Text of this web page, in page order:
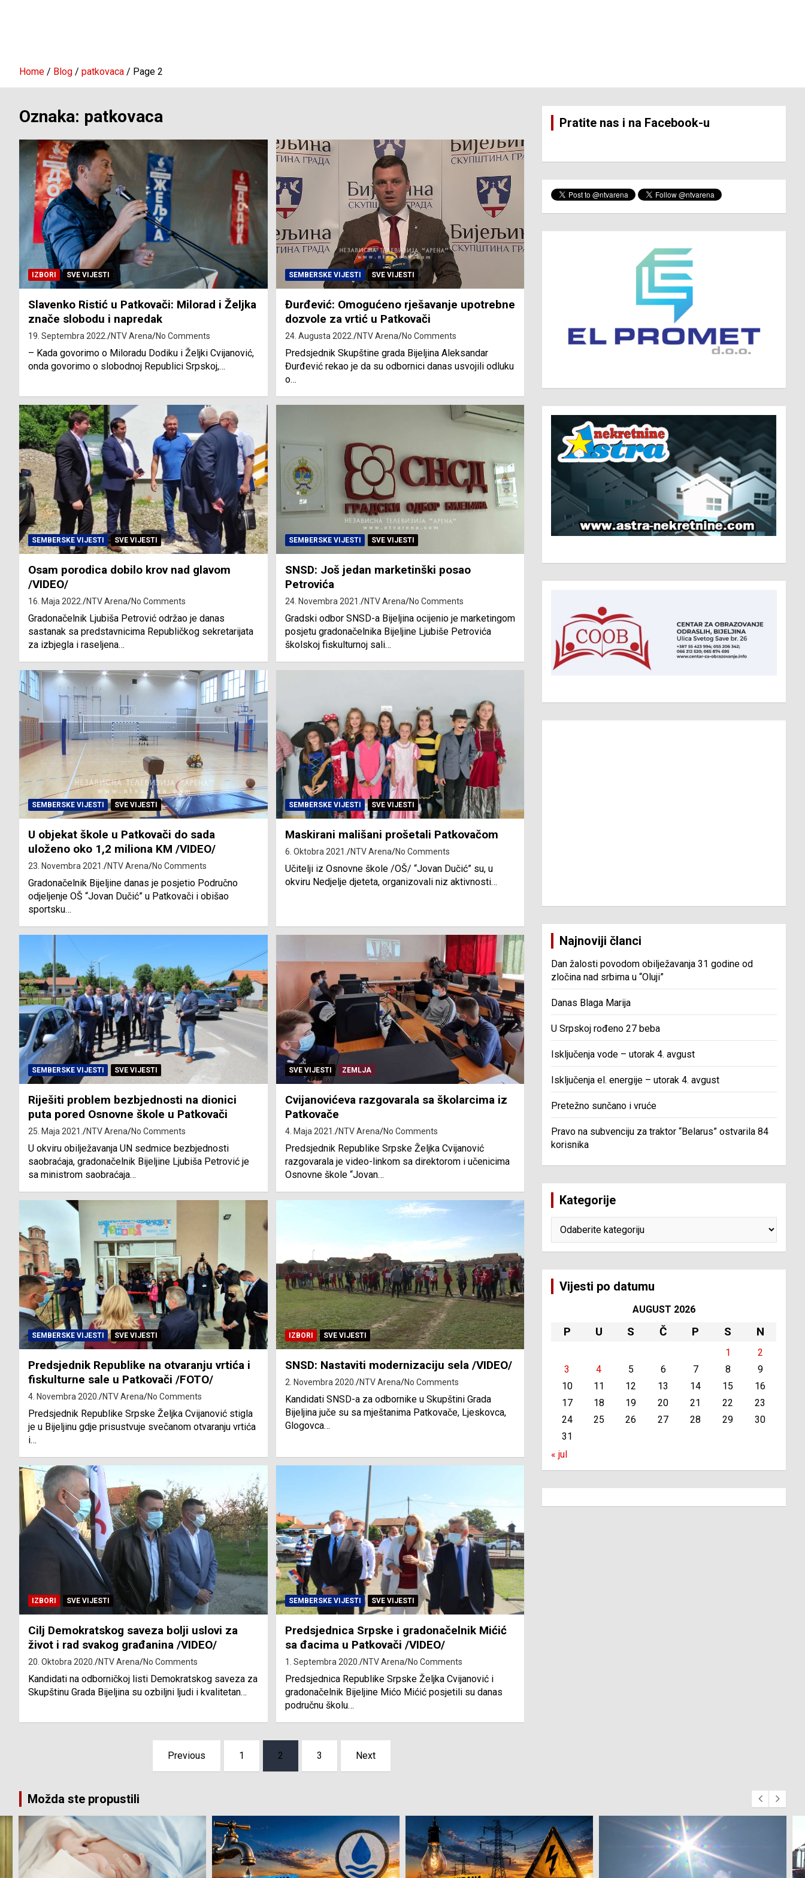
Home Blog patkovaca Page 2
Oznaka: patkovaca
IZBORI SVE VIJESTI
Slavenko Ristić u Patkovači: Milorad i Željka
znače slobodu i napredak
19. Septembra 2022. NTV Arena No Comments
– Kada govorimo o Miloradu Dodiku i Željki Cvijanović,
onda govorimo o slobodnoj Republici Srpskoj,…
SEMBERSKE VIJESTI SVE VIJESTI
Đurđević: Omogućeno rješavanje upotrebne
dozvole za vrtić u Patkovači
24. Augusta 2022. NTV Arena No Comments
Predsjednik Skupštine grada Bijeljina Aleksandar
Đurđević rekao je da su odbornici danas usvojili odluku
o…
SEMBERSKE VIJESTI SVE VIJESTI
Osam porodica dobilo krov nad glavom
/VIDEO/
16. Maja 2022. NTV Arena No Comments
Gradonačelnik Ljubiša Petrović održao je danas
sastanak sa predstavnicima Republičkog sekretarijata
za izbjegla i raseljena…
SEMBERSKE VIJESTI SVE VIJESTI
SNSD: Još jedan marketinški posao
Petrovića
24. Novembra 2021. NTV Arena No Comments
Gradski odbor SNSD-a Bijeljina ocijenio je marketingom
posjetu gradonačelnika Bijeljine Ljubiše Petrovića
školskoj fiskulturnoj sali…
SEMBERSKE VIJESTI SVE VIJESTI
U objekat škole u Patkovači do sada
uloženo oko 1,2 miliona KM /VIDEO/
23. Novembra 2021. NTV Arena No Comments
Gradonačelnik Bijeljine danas je posjetio Područno
odjeljenje OŠ “Jovan Dučić” u Patkovači i obišao
sportsku…
SEMBERSKE VIJESTI SVE VIJESTI
Maskirani mališani prošetali Patkovačom
6. Oktobra 2021. NTV Arena No Comments
Učitelji iz Osnovne škole /OŠ/ “Jovan Dučić” su, u
okviru Nedjelje djeteta, organizovali niz aktivnosti…
SEMBERSKE VIJESTI SVE VIJESTI
Riješiti problem bezbjednosti na dionici
puta pored Osnovne škole u Patkovači
25. Maja 2021. NTV Arena No Comments
U okviru obilježavanja UN sedmice bezbjednosti
saobraćaja, gradonačelnik Bijeljine Ljubiša Petrović je
sa ministrom saobraćaja…
SVE VIJESTI ZEMLJA
Cvijanovićeva razgovarala sa školarcima iz
Patkovače
4. Maja 2021. NTV Arena No Comments
Predsjednik Republike Srpske Željka Cvijanović
razgovarala je video-linkom sa direktorom i učenicima
Osnovne škole “Jovan…
SEMBERSKE VIJESTI SVE VIJESTI
Predsjednik Republike na otvaranju vrtića i
fiskulturne sale u Patkovači /FOTO/
4. Novembra 2020. NTV Arena No Comments
Predsjednik Republike Srpske Željka Cvijanović stigla
je u Bijeljinu gdje prisustvuje svečanom otvaranju vrtića
i…
IZBORI SVE VIJESTI
SNSD: Nastaviti modernizaciju sela /VIDEO/
2. Novembra 2020. NTV Arena No Comments
Kandidati SNSD-a za odbornike u Skupštini Grada
Bijeljina juče su sa mještanima Patkovače, Ljeskovca,
Glogovca…
IZBORI SVE VIJESTI
Cilj Demokratskog saveza bolji uslovi za
život i rad svakog građanina /VIDEO/
20. Oktobra 2020. NTV Arena No Comments
Kandidati na odborničkoj listi Demokratskog saveza za
Skupštinu Grada Bijeljina su ozbiljni ljudi i kvalitetan…
SEMBERSKE VIJESTI SVE VIJESTI
Predsjednica Srpske i gradonačelnik Mićić
sa đacima u Patkovači /VIDEO/
1. Septembra 2020. NTV Arena No Comments
Predsjednica Republike Srpske Željka Cvijanović i
gradonačelnik Bijeljine Mićo Mićić posjetili su danas
područnu školu…
Previous 1 2 3 Next
Pratite nas i na Facebook-u
Najnoviji članci
Dan žalosti povodom obilježavanja 31 godine od
zločina nad srbima u “Oluji”
Danas Blaga Marija
U Srpskoj rođeno 27 beba
Isključenja vode – utorak 4. avgust
Isključenja el. energije – utorak 4. avgust
Pretežno sunčano i vruće
Pravo na subvenciju za traktor “Belarus” ostvarila 84
korisnika
Kategorije
Vijesti po datumu
AUGUST 2026
P U S Č P S N
1
2
3
4 5 6 7 8
9
10
11 12 13 14 15
16
17
18 19 20 21 22
23
24
25 26 27 28 29
30
31
« jul
Možda ste propustili